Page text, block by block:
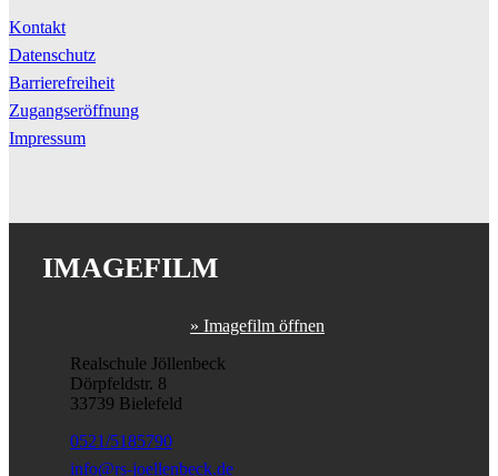
Kontakt
Datenschutz
Barrierefreiheit
Zugangseröffnung
Impressum
IMAGEFILM
» Imagefilm öffnen
Realschule Jöllenbeck
Dörpfeldstr. 8
33739 Bielefeld
0521/5185790
info@rs-joellenbeck.de